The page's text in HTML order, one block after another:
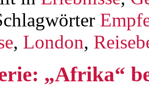
, London,
„Afrika“